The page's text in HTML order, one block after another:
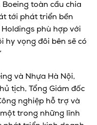
toàn cầu chia
tới phát triển bền
phù hợp với
hy vọng đôi bên sẽ có
và Nhựa Hà Nội,
tịch, Tổng Giám đốc
nghiệp hỗ trợ và
trong những lĩnh